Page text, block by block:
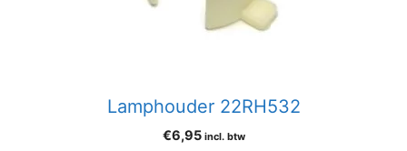
Lamphouder 22RH532
€6,95 incl. btw